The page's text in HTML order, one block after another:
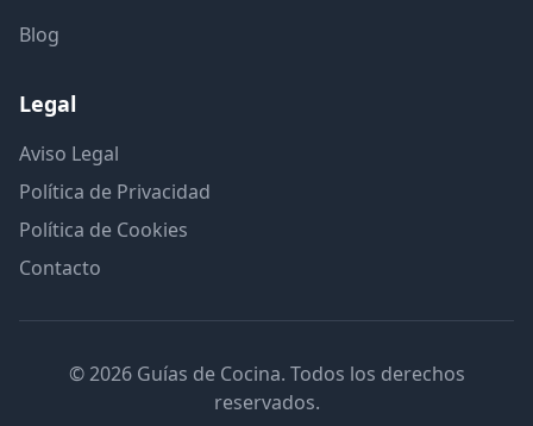
Blog
Legal
Aviso Legal
Política de Privacidad
Política de Cookies
Contacto
© 2026 Guías de Cocina. Todos los derechos
reservados.